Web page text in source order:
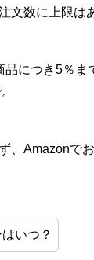
文数に上限は
につき5％ま
、Amazonで
いつ？